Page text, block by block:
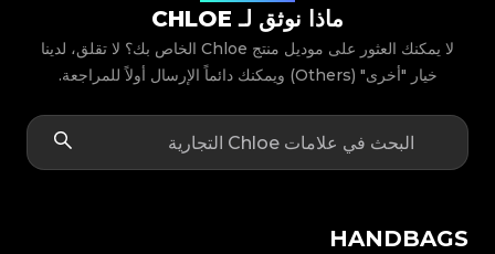
ماذا نوثق لـ CHLOE
لا يمكنك العثور على موديل منتج Chloe الخاص بك؟ لا تقلق، لدينا
خيار "أخرى" (Others) ويمكنك دائماً الإرسال أولاً للمراجعة.
HANDBAGS